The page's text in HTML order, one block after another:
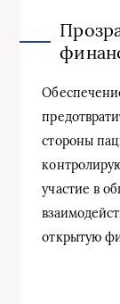
стороны
участие в
открытую